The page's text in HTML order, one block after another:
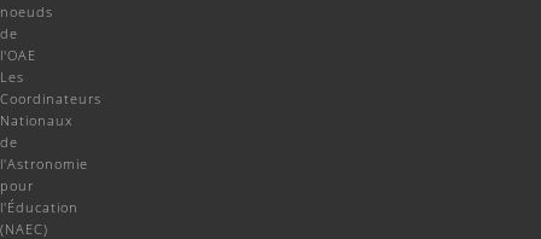
noeuds
de
l'OAE
Les
Coordinateurs
Nationaux
de
l'Astronomie
pour
l'Éducation
(NAEC)